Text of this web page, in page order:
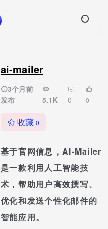
ai-mailer
3个月前
发布
5.1K 0 0
收藏 0
基于官网信息，AI-Mailer
是一款利用人工智能技
术，帮助用户高效撰写、
优化和发送个性化邮件的
智能应用。